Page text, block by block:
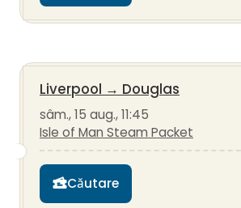
Liverpool → Douglas
sâm., 15 aug., 11:45
Isle of Man Steam Packet
Căutare